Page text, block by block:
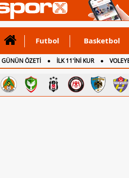
Futbol Basketbol
GÜNÜN ÖZETİ İLK 11'İNİ KUR
CANLI ANLATIM
İNGİLTERE